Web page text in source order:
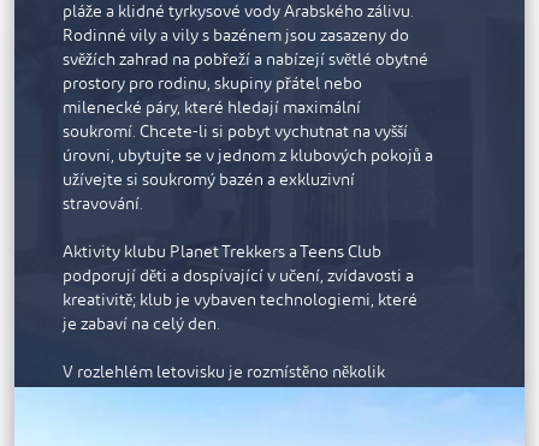
pláže a klidné tyrkysové vody Arabského zálivu.
Rodinné vily a vily s bazénem jsou zasazeny do
svěžích zahrad na pobřeží a nabízejí světlé obytné
prostory pro rodinu, skupiny přátel nebo
milenecké páry, které hledají maximální
soukromí. Chcete-li si pobyt vychutnat na vyšší
úrovni, ubytujte se v jednom z klubových pokojů a
užívejte si soukromý bazén a exkluzivní
stravování.
Aktivity klubu Planet Trekkers a Teens Club
podporují děti a dospívající v učení, zvídavosti a
kreativitě; klub je vybaven technologiemi, které
je zabaví na celý den.
V rozlehlém letovisku je rozmístěno několik
moderních restaurací. Můžete si vybrat NoHo,